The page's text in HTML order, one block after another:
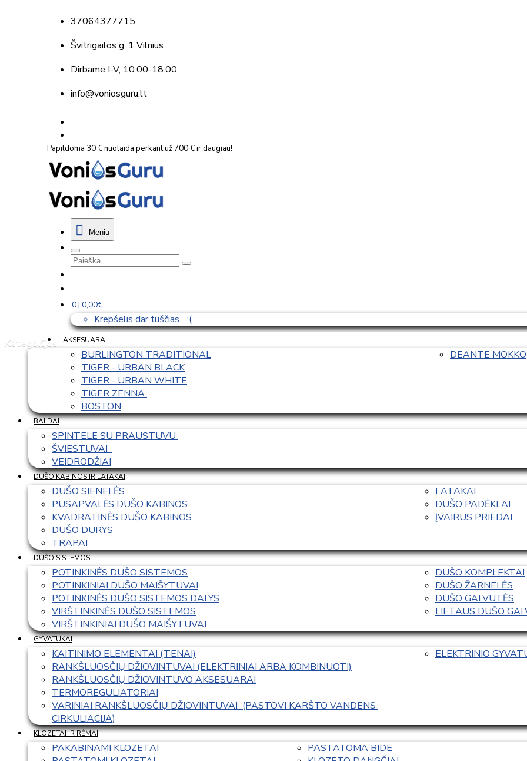
37064377715
Švitrigailos g. 1 Vilnius
Dirbame I-V, 10:00-18:00
info@voniosguru.lt
Papildoma 30 € nuolaida perkant už 700 € ir daugiau!
Meniu
0 | 0,00€
Krepšelis dar tuščias... :(
Kategorijos
AKSESUARAI
BURLINGTON TRADITIONAL
TIGER - URBAN BLACK
TIGER - URBAN WHITE
TIGER ZENNA
BOSTON
DEANTE MOKKO
BALDAI
SPINTELE SU PRAUSTUVU
ŠVIESTUVAI
VEIDRODŽIAI
DUŠO KABINOS IR LATAKAI
DUŠO SIENELĖS
PUSAPVALĖS DUŠO KABINOS
KVADRATINĖS DUŠO KABINOS
DUŠO DURYS
TRAPAI
LATAKAI
DUŠO PADĖKLAI
ĮVAIRUS PRIEDAI
DUŠO SISTEMOS
POTINKINĖS DUŠO SISTEMOS
POTINKINIAI DUŠO MAIŠYTUVAI
POTINKINĖS DUŠO SISTEMOS DALYS
VIRŠTINKINĖS DUŠO SISTEMOS
VIRŠTINKINIAI DUŠO MAIŠYTUVAI
DUŠO KOMPLEKTAI
DUŠO ŽARNELĖS
DUŠO GALVUTĖS
LIETAUS DUŠO
GYVATUKAI
KAITINIMO ELEMENTAI (TENAI)
RANKŠLUOSČIŲ DŽIOVINTUVAI (ELEKTRINIAI ARBA KOMBINUOTI)
RANKŠLUOSČIŲ DŽIOVINTUVO AKSESUARAI
TERMOREGULIATORIAI
VARINIAI RANKŠLUOSČIŲ DŽIOVINTUVAI  (PASTOVI KARŠTO VANDENS
CIRKULIACIJA)
ELEKTRINIO
KLOZETAI IR RĖMAI
PAKABINAMI KLOZETAI
PASTATOMA BIDE